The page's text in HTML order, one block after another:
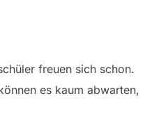
freuen sich schon.
es kaum abwarten,